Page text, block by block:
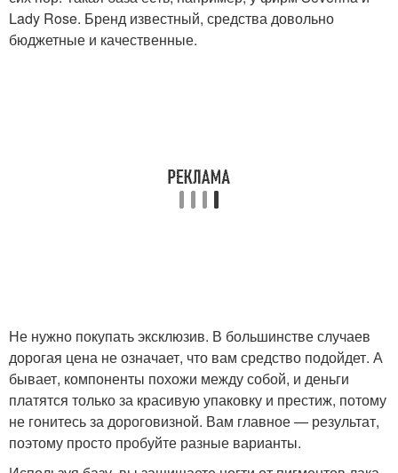
Lady Rose. Бренд известный, средства довольно
бюджетные и качественные.
Не нужно покупать эксклюзив. В большинстве случаев
дорогая цена не означает, что вам средство подойдет. А
бывает, компоненты похожи между собой, и деньги
платятся только за красивую упаковку и престиж, потому
не гонитесь за дороговизной. Вам главное — результат,
поэтому просто пробуйте разные варианты.